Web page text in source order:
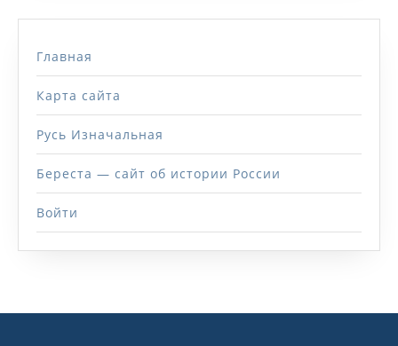
Главная
Карта сайта
Русь Изначальная
Береста — сайт об истории России
Войти